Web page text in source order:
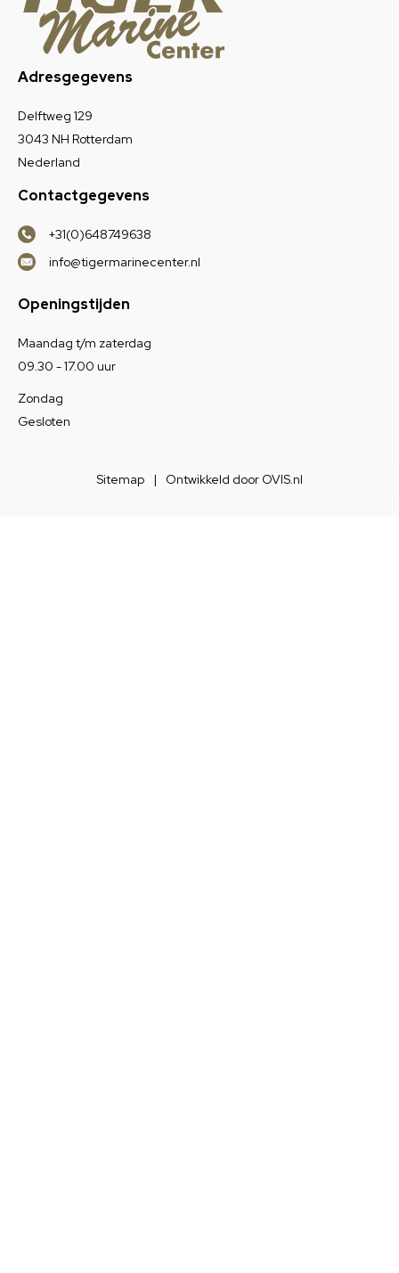
Adresgegevens
Delftweg 129
3043 NH Rotterdam
Nederland
Contactgegevens
+31(0)648749638
info@tigermarinecenter.nl
Openingstijden
Maandag t/m zaterdag
09.30 - 17.00 uur
Zondag
Gesloten
Sitemap | Ontwikkeld door OVIS.nl